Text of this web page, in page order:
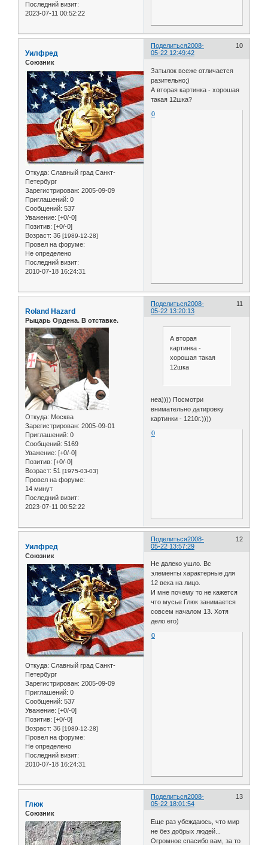
Последний визит:
2023-07-11 00:52:22
Поделиться 10
2008-
05-22 12:49:42
Уилфред
Союзник
Откуда: Славный град Санкт-
Петербург
Зарегистрирован: 2005-09-09
Приглашений: 0
Сообщений: 537
Уважение: [+0/-0]
Позитив: [+0/-0]
Возраст: 36 [1989-12-28]
Провел на форуме:
Не определено
Последний визит:
2010-07-18 16:24:31
Затылок всеже отличается
разительно;)
А вторая картинка - хорошая
такая 12шка?
0
Поделиться 11
2008-
05-22 13:20:13
Roland Hazard
Рыцарь Ордена. В отставке.
Откуда: Москва
Зарегистрирован: 2005-09-01
Приглашений: 0
Сообщений: 5169
Уважение: [+0/-0]
Позитив: [+0/-0]
Возраст: 51 [1975-03-03]
Провел на форуме:
14 минут
Последний визит:
2023-07-11 00:52:22
А вторая
картинка -
хорошая такая
12шка
неа)))) Посмотри
внимательно датировку
картинки - 1210г.))))
0
Поделиться 12
2008-
05-22 13:57:29
Уилфред
Союзник
Откуда: Славный град Санкт-
Петербург
Зарегистрирован: 2005-09-09
Приглашений: 0
Сообщений: 537
Уважение: [+0/-0]
Позитив: [+0/-0]
Возраст: 36 [1989-12-28]
Провел на форуме:
Не определено
Последний визит:
2010-07-18 16:24:31
Не далеко ушло. Вс
элементы характерные для
12 века на лицо.
И мне почему то не кажется
что мусье Глюк занимается
совсем началом 13. Хотя
дело его)
0
Поделиться 13
2008-
05-22 18:01:54
Глюк
Союзник
Еще раз убеждаюсь, что мир
не без добрых людей...
Огромное спасибо вам, за то